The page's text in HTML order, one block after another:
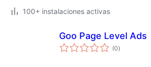
100+ instalaciones activas
Goo Page Level Ads
(0valoraciones
en
)